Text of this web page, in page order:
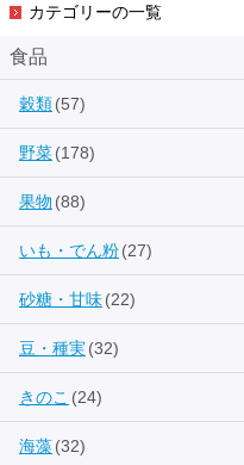
カテゴリーの一覧
食品
穀類(57)
野菜(178)
果物 (88)
いも・でん粉(27)
砂糖・甘味(22)
豆・種実(32)
きのこ (24)
海藻(32)